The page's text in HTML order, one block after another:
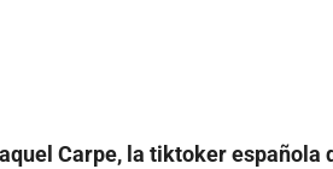
Carpe, la tiktoker española